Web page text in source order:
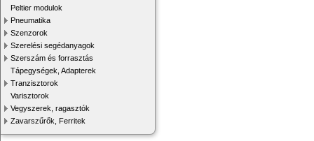
Peltier modulok
Pneumatika
Szenzorok
Szerelési segédanyagok
Szerszám és forrasztás
Tápegységek, Adapterek
Tranzisztorok
Varisztorok
Vegyszerek, ragasztók
Zavarszűrők, Ferritek